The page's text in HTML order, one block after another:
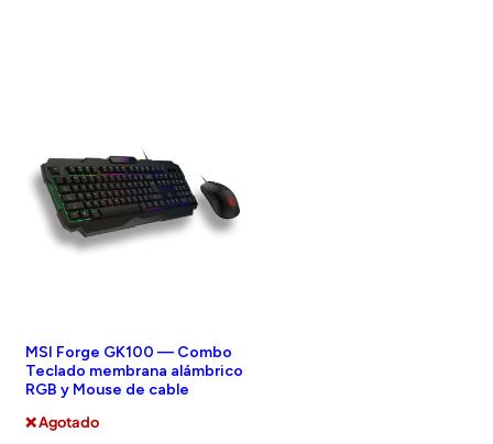
MSI Forge GK100 — Combo
Teclado membrana alámbrico
RGB y Mouse de cable
❌ Agotado